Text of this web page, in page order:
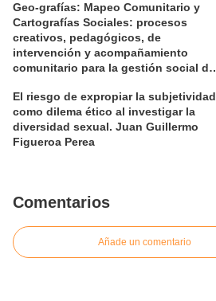
Geo-grafías: Mapeo Comunitario y
Cartografías Sociales: procesos
creativos, pedagógicos, de
intervención y acompañamiento
comunitario para la gestión social de
El riesgo de expropiar la subjetividad
como dilema ético al investigar la
diversidad sexual. Juan Guillermo
Figueroa Perea
Comentarios
Añade un comentario